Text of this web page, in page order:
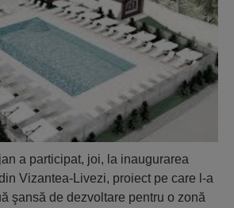
a participat, joi, la inaugurarea
Vizantea-Livezi, proiect pe care l-a
şansă de dezvoltare pentru o zonă